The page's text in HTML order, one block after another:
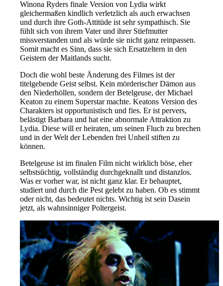
Winona Ryders finale Version von Lydia wirkt
gleichermaßen kindlich verletzlich als auch erwachsen
und durch ihre Goth-Attitüde ist sehr sympathisch. Sie
fühlt sich von ihrem Vater und ihrer Stiefmutter
missverstanden und als würde sie nicht ganz reinpassen.
Somit macht es Sinn, dass sie sich Ersatzeltern in den
Geistern der Maitlands sucht.
Doch die wohl beste Änderung des Filmes ist der
titelgebende Geist selbst. Kein mörderischer Dämon aus
den Niederhöllen, sondern der Betelgeuse, der Michael
Keaton zu einem Superstar machte. Keatons Version des
Charakters ist opportunistisch und fies. Er ist pervers,
belästigt Barbara und hat eine abnormale Attraktion zu
Lydia. Diese will er heiraten, um seinen Fluch zu brechen
und in der Welt der Lebenden frei Unheil stiften zu
können.
Betelgeuse ist im finalen Film nicht wirklich böse, eher
selbstsüchtig, vollständig durchgeknallt und distanzlos.
Was er vorher war, ist nicht ganz klar. Er behauptet,
studiert und durch die Pest gelebt zu haben. Ob es stimmt
oder nicht, das bedeutet nichts. Wichtig ist sein Dasein
jetzt, als wahnsinniger Poltergeist.